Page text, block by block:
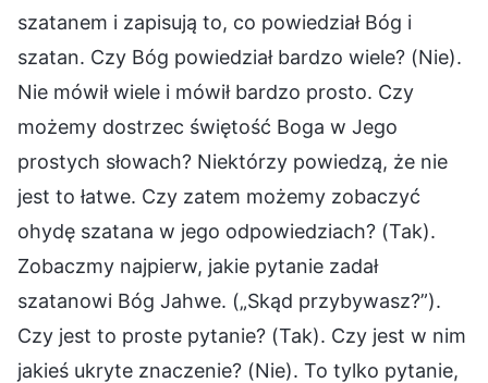
szatanem i zapisują to, co powiedział Bóg i
szatan. Czy Bóg powiedział bardzo wiele? (Nie).
Nie mówił wiele i mówił bardzo prosto. Czy
możemy dostrzec świętość Boga w Jego
prostych słowach? Niektórzy powiedzą, że nie
jest to łatwe. Czy zatem możemy zobaczyć
ohydę szatana w jego odpowiedziach? (Tak).
Zobaczmy najpierw, jakie pytanie zadał
szatanowi Bóg Jahwe. („Skąd przybywasz?”).
Czy jest to proste pytanie? (Tak). Czy jest w nim
jakieś ukryte znaczenie? (Nie). To tylko pytanie,